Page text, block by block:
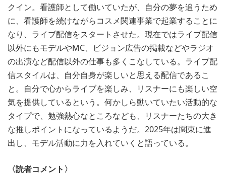
クイン。看護師として働いていたが、自分の夢を追うため
に、看護師を続けながらコスメ関連事業で起業することに
なり、ライブ配信をスタートさせた。現在ではライブ配信
以外にもモデルやMC、ビジョン広告の掲載などやラジオ
の出演など配信以外の仕事も多くこなしている。ライブ配
信スタイルは、自分自身が楽しいと思える配信であるこ
と。自分で心からライブを楽しみ、リスナーにも楽しい空
気を提供しているという。何かしら動いていたい活動的な
タイプで、勉強熱心なところなども、リスナーたちの大き
な推しポイントになっているようだ。2025年は関東に進
出し、モデル活動に力を入れていくと語っている。
〈読者コメント〉